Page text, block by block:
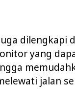
dilengkapi
yang
jalan